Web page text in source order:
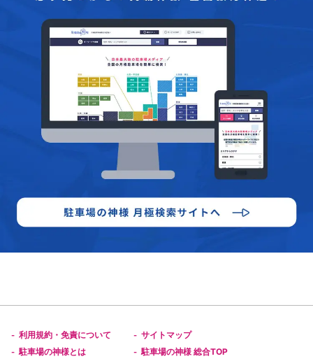
- 利用規約・免責について - サイトマップ
- 駐車場の神様とは - 駐車場の神様 総合TOP